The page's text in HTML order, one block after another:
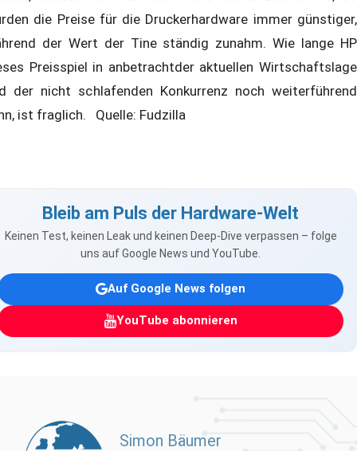
die Preise für die Druckerhardware immer günstiger,
der Wert der Tine ständig zunahm. Wie lange HP
Preisspiel in anbetrachtder aktuellen Wirtschaftslage
der nicht schlafenden Konkurrenz noch weiterführend
ist fraglich. Quelle: Fudzilla
Bleib am Puls der Hardware-Welt
Keinen Test, keinen Leak und keinen Deep-Dive verpassen – folge
uns auf Google News und YouTube.
Auf Google News folgen
YouTube abonnieren
Simon Bäumer